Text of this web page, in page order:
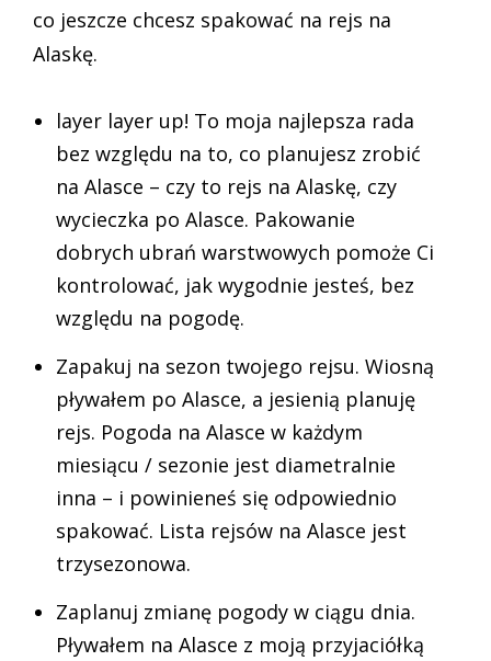
co jeszcze chcesz spakować na rejs na
Alaskę.
layer layer up! To moja najlepsza rada
bez względu na to, co planujesz zrobić
na Alasce – czy to rejs na Alaskę, czy
wycieczka po Alasce. Pakowanie
dobrych ubrań warstwowych pomoże Ci
kontrolować, jak wygodnie jesteś, bez
względu na pogodę.
Zapakuj na sezon twojego rejsu. Wiosną
pływałem po Alasce, a jesienią planuję
rejs. Pogoda na Alasce w każdym
miesiącu / sezonie jest diametralnie
inna – i powinieneś się odpowiednio
spakować. Lista rejsów na Alasce jest
trzysezonowa.
Zaplanuj zmianę pogody w ciągu dnia.
Pływałem na Alasce z moją przyjaciółką